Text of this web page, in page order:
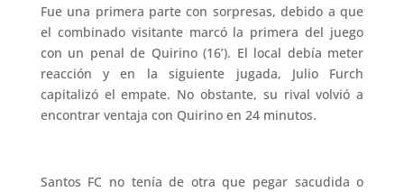
Fue una primera parte con sorpresas, debido a que
el combinado visitante marcó la primera del juego
con un penal de Quirino (16’). El local debía meter
reacción y en la siguiente jugada, Julio Furch
capitalizó el empate. No obstante, su rival volvió a
encontrar ventaja con Quirino en 24 minutos.
Santos FC no tenía de otra que pegar sacudida o